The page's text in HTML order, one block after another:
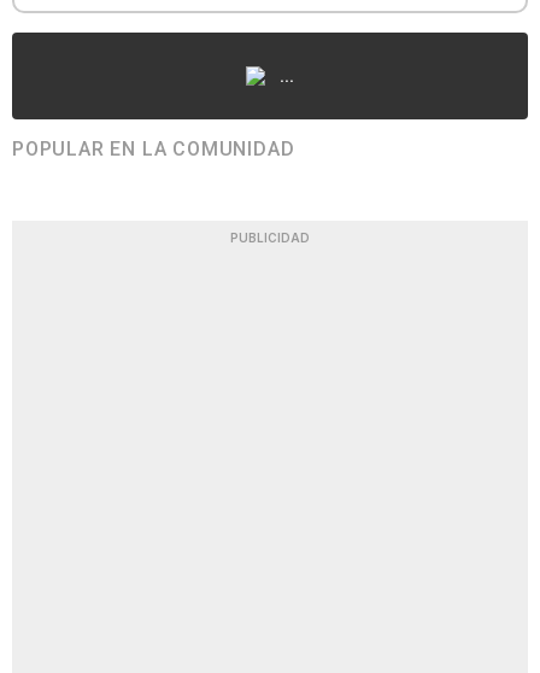
...
POPULAR EN LA COMUNIDAD
PUBLICIDAD